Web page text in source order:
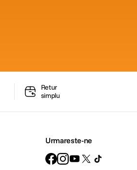
Retur
simplu
Urmareste-ne